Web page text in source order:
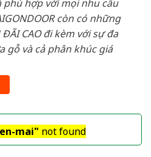
phù hợp với mọi nhu cầu
còn có những
CAO đi kèm với sự đa
gỗ và cả phân khúc giá
mai" not found